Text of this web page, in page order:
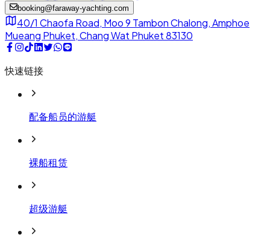
booking@faraway-yachting.com
40/1 Chaofa Road, Moo 9 Tambon Chalong, Amphoe
Mueang Phuket, Chang Wat Phuket 83130
快速链接
配备船员的游艇
裸船租赁
超级游艇